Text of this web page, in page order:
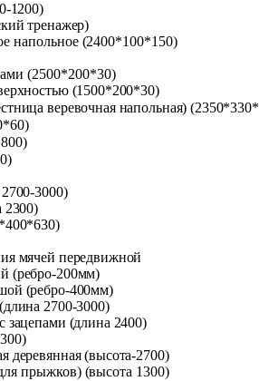
1200)
тренажер)
напольное (2400*100*150)
(2500*200*30)
(1500*200*30)
веревочная напольная)
3000)
2300)
мячей передвижной
(ребро-200мм)
(ребро-400мм)
2700-3000)
зацепами (длина 2400)
деревянная (высота-2700)
прыжков) (высота 1300)